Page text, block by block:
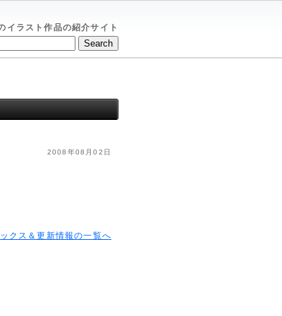
イラスト作品の紹介サイト
2008年08月02日
クス＆更新情報の一覧へ